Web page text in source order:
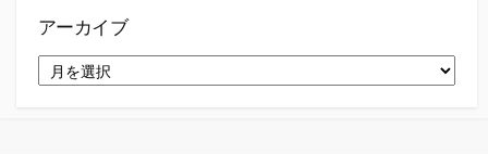
アーカイブ
ー